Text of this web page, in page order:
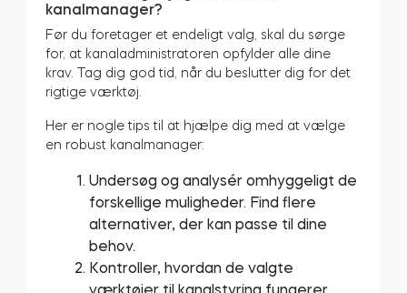
kanalmanager?
Før du foretager et endeligt valg, skal du sørge
for, at kanaladministratoren opfylder alle dine
krav. Tag dig god tid, når du beslutter dig for det
rigtige værktøj.
Her er nogle tips til at hjælpe dig med at vælge
en robust kanalmanager:
Undersøg og analysér omhyggeligt de
forskellige muligheder. Find flere
alternativer, der kan passe til dine
behov.
Kontroller, hvordan de valgte
værktøjer til kanalstyring fungerer.